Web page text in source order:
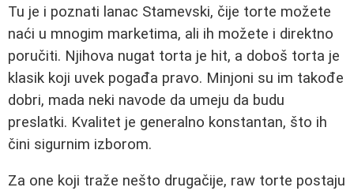
Tu je i poznati lanac Stamevski, čije torte možete
naći u mnogim marketima, ali ih možete i direktno
poručiti. Njihova nugat torta je hit, a doboš torta je
klasik koji uvek pogađa pravo. Minjoni su im takođe
dobri, mada neki navode da umeju da budu
preslatki. Kvalitet je generalno konstantan, što ih
čini sigurnim izborom.
Za one koji traže nešto drugačije, raw torte postaju